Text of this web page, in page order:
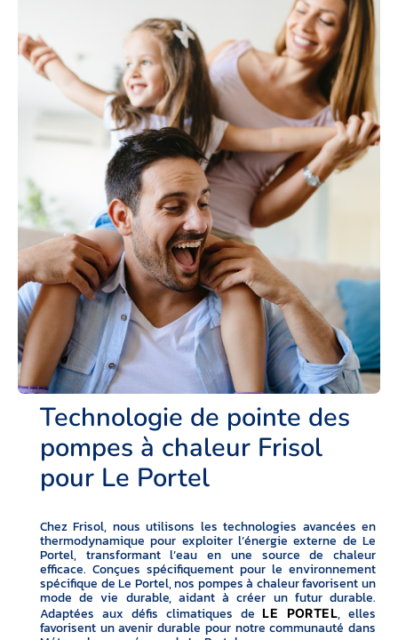
Technologie de pointe des
pompes à chaleur Frisol
pour Le Portel
Chez Frisol, nous utilisons les technologies avancées en
thermodynamique pour exploiter l’énergie externe de Le
Portel, transformant l’eau en une source de chaleur
efficace. Conçues spécifiquement pour le environnement
spécifique de Le Portel, nos pompes à chaleur favorisent un
mode de vie durable, aidant à créer un futur durable.
Adaptées aux défis climatiques de LE PORTEL, elles
favorisent un avenir durable pour notre communauté dans